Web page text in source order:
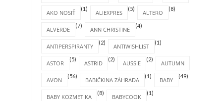
AKO NOSIŤ
(1)
ALIEXPRES
(5)
ALTERO
(8)
ALVERDE
(7)
ANN CHRISTINE
(4)
ANTIPERSPIRANTY
(2)
ANTIWISHLIST
(1)
ASTOR
(5)
ASTRID
(2)
AUSSIE
(2)
AUTUMN
AVON
(56)
BABIČKINA ZÁHRADA
(1)
BABY
(49)
BABY KOZMETIKA
(8)
BABYCOOK
(1)